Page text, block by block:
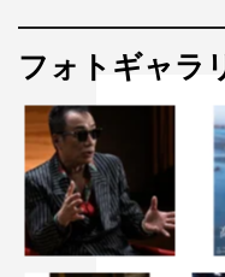
脚本：澤井香織、今泉力
音楽：ゲイリー芦屋
配給：イオンエンター
©2020 映画「かそけき
この記事の写真
フォトギャラ